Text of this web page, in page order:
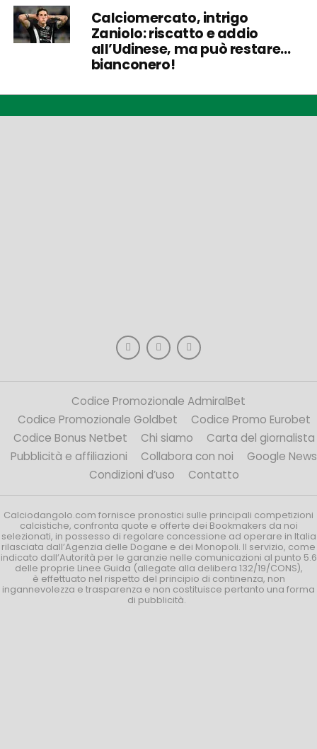
Calciomercato, intrigo
Zaniolo: riscatto e addio
all’Udinese, ma può restare…
bianconero!
Codice Promozionale AdmiralBet
Codice Promozionale Goldbet
Codice Promo Eurobet
Codice Bonus Netbet
Chi siamo
Carta del giornalista
Pubblicità e affiliazioni
Collabora con noi
Google News
Condizioni d’uso
Contatto
Calciodangolo.com fornisce pronostici sulle principali competizioni
calcistiche, confronta quote e offerte dei Bookmakers da noi
selezionati, in possesso di regolare concessione ad operare in Italia
rilasciata dall’Agenzia delle Dogane e dei Monopoli. Il servizio, come
indicato dall’Autorità per le garanzie nelle comunicazioni al punto 5.6
delle proprie Linee Guida (allegate alla delibera 132/19/CONS),
è effettuato nel rispetto del principio di continenza, non
ingannevolezza e trasparenza e non costituisce pertanto una forma
di pubblicità.